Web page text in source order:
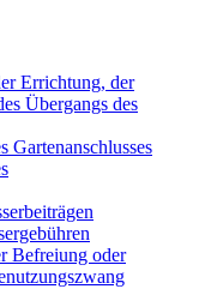
Errichtung, der
Übergangs des
Gartenanschlusses
Befreiung oder